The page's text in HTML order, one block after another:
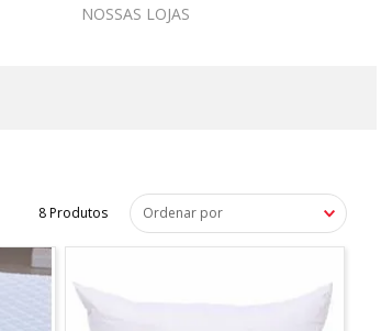
NOSSAS LOJAS
8Produtos Ordenar por